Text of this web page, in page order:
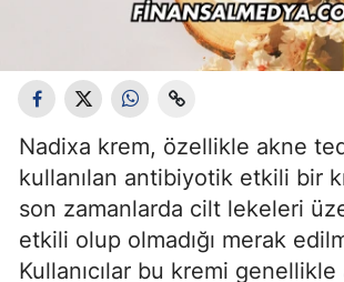
Nadixa krem, özellikle akne
kullanılan antibiyotik etkili bir
son zamanlarda cilt lekeleri
etkili olup olmadığı merak
Kullanıcılar bu kremi